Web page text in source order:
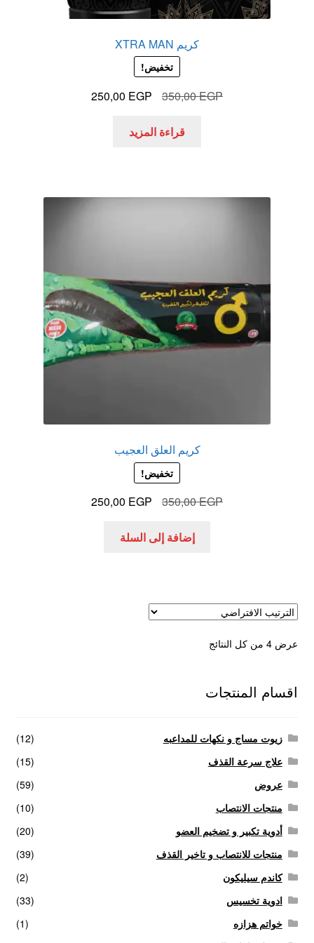
كريم XTRA MAN
تخفيض!
350,00EGP
السعر
هو:
250,00 EGP
السعر
قراءة المزيد
كريم العلق العجيب
تخفيض!
350,00EGP
السعر
هو:
250,00 EGP
السعر
إضافة إلى السلة
عرض ⁦4⁩ من كل النتائج
اقسام المنتجات
زيوت مساج و نكهات للمداعبه
(12)
علاج سرعة القذف
(15)
عروض
(59)
منتجات الانتصاب
(10)
أدوية تكبير و تضخيم العضو
(20)
منتجات للانتصاب و تاخير القذف
(39)
كاندم سيليكون
(2)
ادوية تخسيس
(33)
خواتم هزازه
(1)